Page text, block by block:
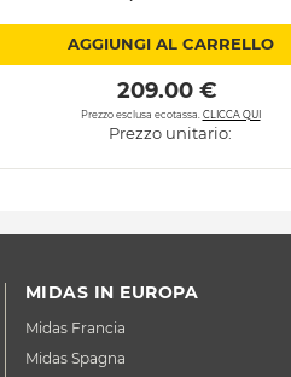
AGGIUNGI AL CARRELLO
209.00 €
Prezzo esclusa ecotassa. CLICCA QUI
Prezzo unitario:
MIDAS IN EUROPA
Midas Francia
Midas Spagna